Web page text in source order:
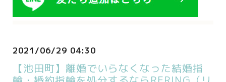
2021/06/29 04:30
【池田町】離婚でいらなくなった結婚指